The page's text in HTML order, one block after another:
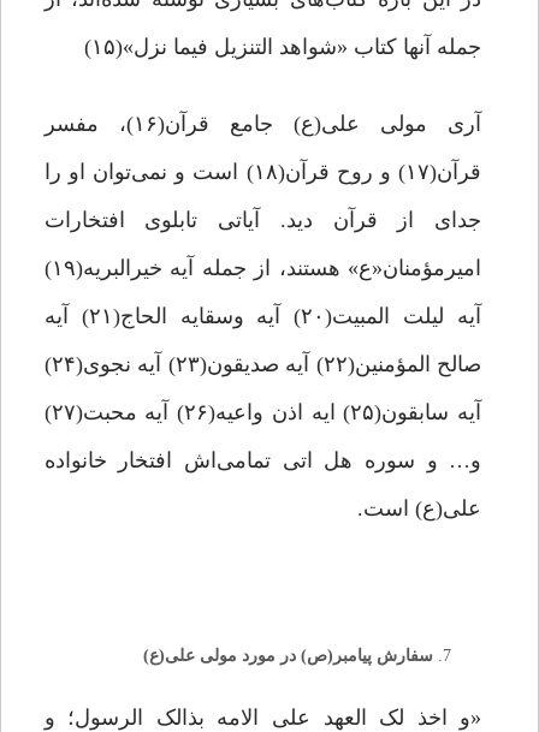
جمله آنها کتاب «شواهد التنزیل فیما نزل»(۱۵)
آری مولی علی(ع) جامع قرآن(۱۶)، مفسر
قرآن(۱۷) و روح قرآن(۱۸) است و نمی‌توان او را
جدای از قرآن دید. آیاتی تابلوی افتخارات
امیرمؤمنان«ع» هستند، از جمله آیه خیرالبریه(۱۹)
آیه لیلت المبیت(۲۰) آیه وسقایه الحاج(۲۱) آیه
صالح المؤمنین(۲۲) آیه صدیقون(۲۳) آیه نجوی(۲۴)
آیه سابقون(۲۵) ایه اذن واعیه(۲۶) آیه محبت(۲۷)
و… و سوره هل اتی تمامی‌اش افتخار خانواده
علی(ع) است.
سفارش پیامبر(ص) در مورد مولی علی(ع)
«و اخذ لک العهد علی الامه بذالک الرسول؛ و